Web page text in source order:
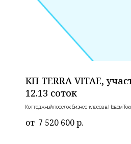
КП TERRA VITAE,
12.13 соток
Коттеджный поселок бизнес-класса в Новом
7 520 600р.